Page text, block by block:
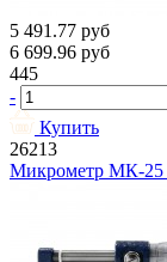
5 491.77 руб
6 699.96 руб
445
-
Купить
26213
Микрометр МК-